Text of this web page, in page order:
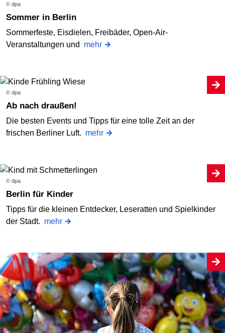
© dpa
Sommer in Berlin
Sommerfeste, Eisdielen, Freibäder, Open-Air-
Veranstaltungen und mehr
© dpa
Ab nach draußen!
Die besten Events und Tipps für eine tolle Zeit an der
frischen Berliner Luft. mehr
© dpa
Berlin für Kinder
Tipps für die kleinen Entdecker, Leseratten und Spielkinder
der Stadt. mehr